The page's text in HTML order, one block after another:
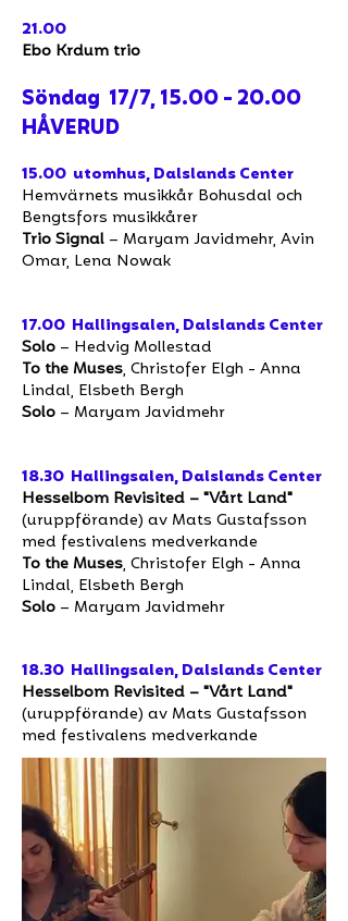
21.00
Ebo Krdum trio
Söndag 17/7,15.00 - 20.00
HÅVERUD
15.00 utomhus, Dalslands Center
Hemvärnets musikkår Bohusdal och
Bengtsfors musikkårer
Trio Signal – Maryam Javidmehr, Avin
Omar, Lena Nowak
17.00 Hallingsalen, Dalslands Center
Solo – Hedvig Mollestad
To the Muses, Christofer Elgh - Anna
Lindal, Elsbeth Bergh
Solo – Maryam Javidmehr
18.30 Hallingsalen, Dalslands Center
Hesselbom Revisited – "Vårt Land"
(uruppförande) av Mats Gustafsson
med festivalens medverkande
To the Muses, Christofer Elgh - Anna
Lindal, Elsbeth Bergh
Solo – Maryam Javidmehr
18.30 Hallingsalen, Dalslands Center
Hesselbom Revisited – "Vårt Land"
(uruppförande) av Mats Gustafsson
med festivalens medverkande